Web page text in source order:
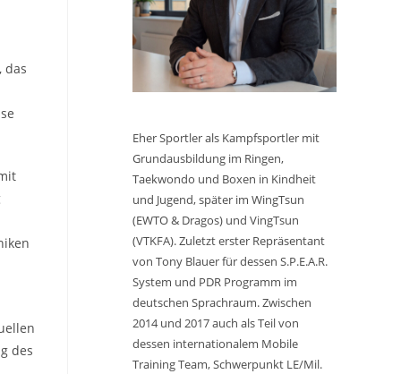
das
des
Eher Sportler als Kampfsportler mit
Grundausbildung im Ringen,
Taekwondo und Boxen in Kindheit
und Jugend, später im WingTsun
(EWTO & Dragos) und VingTsun
(VTKFA). Zuletzt erster Repräsentant
von Tony Blauer für dessen S.P.E.A.R.
System und PDR Programm im
deutschen Sprachraum. Zwischen
2014 und 2017 auch als Teil von
dessen internationalem Mobile
Training Team, Schwerpunkt LE/Mil.